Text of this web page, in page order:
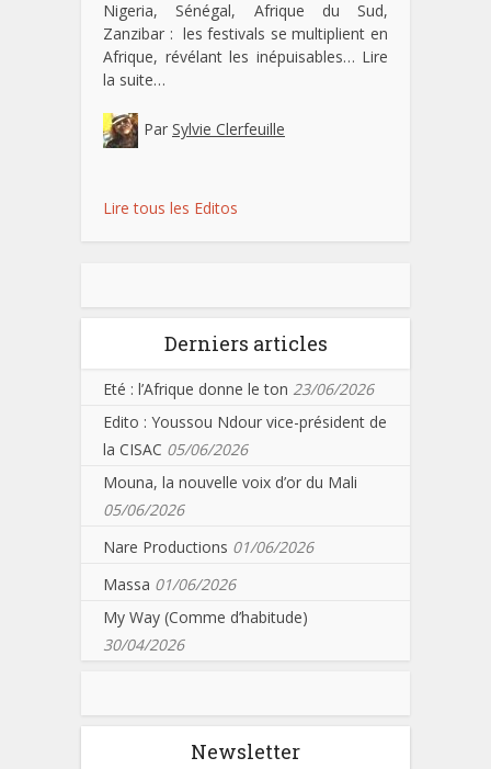
Nigeria, Sénégal, Afrique du Sud,
Zanzibar : les festivals se multiplient en
Afrique, révélant les inépuisables… Lire
la suite…
Par Sylvie Clerfeuille
Lire tous les Editos
Derniers articles
Eté : l’Afrique donne le ton 23/06/2026
Edito : Youssou Ndour vice-président de
la CISAC 05/06/2026
Mouna, la nouvelle voix d’or du Mali
05/06/2026
Nare Productions 01/06/2026
Massa 01/06/2026
My Way (Comme d’habitude)
30/04/2026
Newsletter